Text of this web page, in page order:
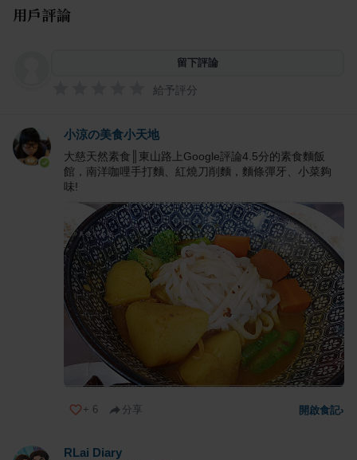
用戶評論
留下評論
給予評分
小涼の美食小天地
大慈天然素食║東山路上Google評論4.5分的素食麵飯
館，南洋咖哩手打麵、紅燒刀削麵，麵條彈牙、小菜夠
味!
+ 6 分享 開啟食記›
RLai Diary